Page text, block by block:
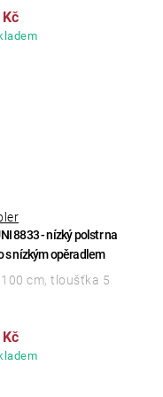
8833 - nízký polstr na
s nízkým opěradlem
cm, tloušťka 5